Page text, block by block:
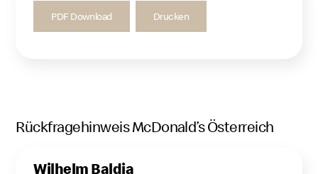
PDF Download Drucken
Rückfragehinweis McDonald’s Österreich
Wilhelm Baldia